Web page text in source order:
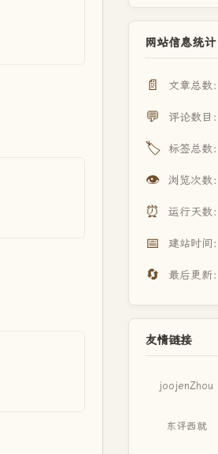
网站信息统计
📄 文章总数：
💬 评论数目：
🏷️ 标签总数：
👁️ 浏览次数：
⏰ 运行天数：
📅 建站时间：
🔄 最后更新：
友情链接
joojenZhou
东评西就